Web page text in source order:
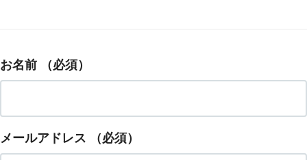
お名前 （必須）
メールアドレス （必須）